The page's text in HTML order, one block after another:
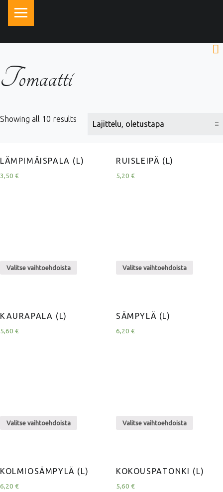
Tomaatti
Showing all 10 results
LÄMPIMÄISPALA (L)
3,50 €
Valitse vaihtoehdoista
RUISLEIPÄ (L)
5,20 €
Valitse vaihtoehdoista
KAURAPALA (L)
5,60 €
Valitse vaihtoehdoista
SÄMPYLÄ (L)
6,20 €
Valitse vaihtoehdoista
KOLMIOSÄMPYLÄ (L)
6,20 €
KOKOUSPATONKI (L)
5,60 €